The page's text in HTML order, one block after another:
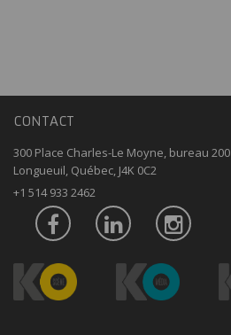
CONTACT
300 Place Charles-Le Moyne, bureau 200
Longueuil, Québec, J4K 0C2
+1 514 933 2462